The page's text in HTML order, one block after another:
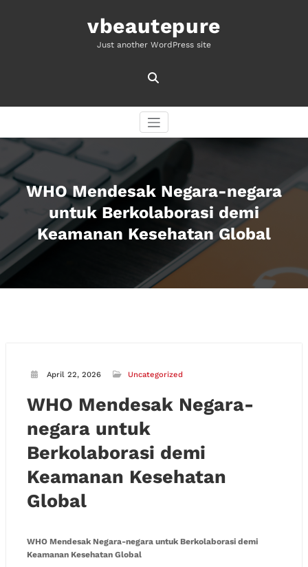
vbeautepure
Just another WordPress site
WHO Mendesak Negara-negara
untuk Berkolaborasi demi
Keamanan Kesehatan Global
April 22, 2026 Uncategorized
WHO Mendesak Negara-
negara untuk
Berkolaborasi demi
Keamanan Kesehatan
Global
WHO Mendesak Negara-negara untuk Berkolaborasi demi
Keamanan Kesehatan Global